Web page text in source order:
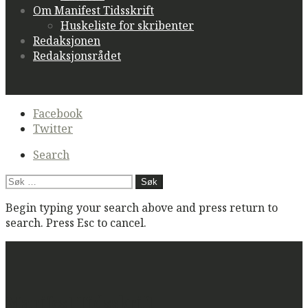
Om Manifest Tidsskrift
Huskeliste for skribenter
Redaksjonen
Redaksjonsrådet
Secondary
navigation
Facebook
Twitter
Search
Søk
Begin typing your search above and press return to
search. Press Esc to cancel.